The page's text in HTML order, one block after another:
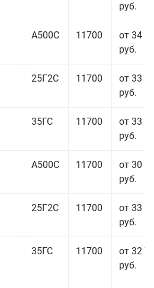
руб.
А500С 11700
от 34
руб.
25Г2С 11700
от 33
руб.
35ГС 11700
от 33
руб.
А500С 11700
от 30
руб.
25Г2С 11700
от 33
руб.
35ГС 11700
от 32
руб.